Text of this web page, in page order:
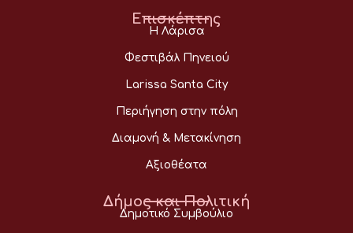
Επισκέπτης
Η Λάρισα
Φεστιβάλ Πηνειού
Larissa Santa City
Περιήγηση στην πόλη
Διαμονή & Μετακίνηση
Αξιοθέατα
Δήμος και Πολιτική
Δημοτικό Συμβούλιο